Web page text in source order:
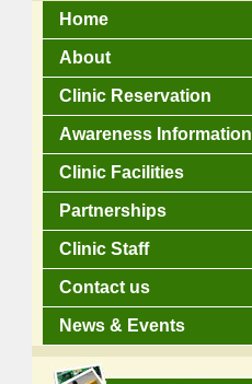
Home
About
Clinic Reservation
Awareness Information
Clinic Facilities
Partnerships
Clinic Staff
Contact us
News & Events